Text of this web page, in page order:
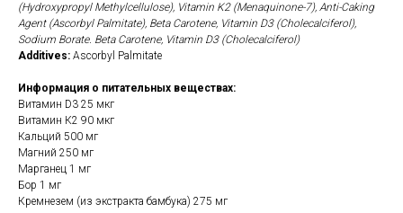
(Hydroxypropyl Methylcellulose), Vitamin K2 (Menaquinone-7), Anti-Caking
Agent (Ascorbyl Palmitate), Beta Carotene, Vitamin D3 (Cholecalciferol),
Sodium Borate. Beta Carotene, Vitamin D3 (Cholecalciferol)
Additives: Ascorbyl Palmitate
Информация о питательных веществах:
Витамин D3 25 мкг
Витамин К2 90 мкг
Кальций 500 мг
Магний 250 мг
Марганец 1 мг
Бор 1 мг
Кремнезем (из экстракта бамбука) 275 мг